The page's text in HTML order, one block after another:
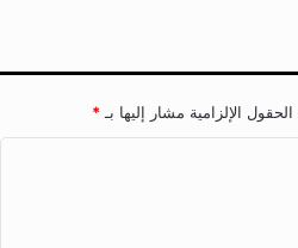
الحقول الإلزامية مشار إليها بـ *